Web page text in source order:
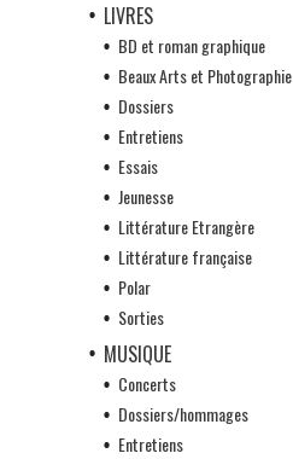
LIVRES
BD et roman graphique
Beaux Arts et Photographie
Dossiers
Entretiens
Essais
Jeunesse
Littérature Etrangère
Littérature française
Polar
Sorties
MUSIQUE
Concerts
Dossiers/hommages
Entretiens